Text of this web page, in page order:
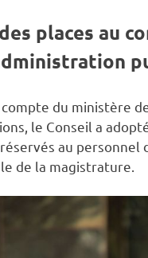
places au
du ministère
le Conseil a
au personnel
de la magistrature.